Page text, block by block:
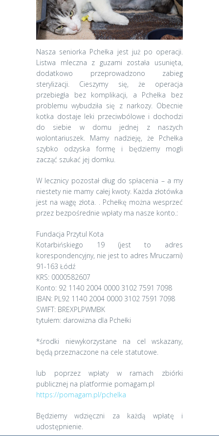
Nasza seniorka Pchełka jest już po operacji.
Listwa mleczna z guzami została usunięta,
dodatkowo przeprowadzono zabieg
sterylizacji. Cieszymy się, że operacja
przebiegła bez komplikacji, a Pchełka bez
problemu wybudziła się z narkozy. Obecnie
kotka dostaje leki przeciwbólowe i dochodzi
do siebie w domu jednej z naszych
wolontariuszek. Mamy nadzieję, że Pchełka
szybko odzyska formę i będziemy mogli
zacząć szukać jej domku.
W lecznicy pozostał dług do spłacenia – a my
niestety nie mamy całej kwoty. Każda złotówka
jest na wagę złota. . Pchełkę można wesprzeć
przez bezpośrednie wpłaty ma nasze konto.:
Fundacja Przytul Kota
Kotarbińskiego 19 (jest to adres
korespondencyjny, nie jest to adres Mruczarni)
91-163 Łódź
KRS: 0000582607
Konto: 92 1140 2004 0000 3102 7591 7098
IBAN: PL92 1140 2004 0000 3102 7591 7098
SWIFT: BREXPLPWMBK
tytułem: darowizna dla Pchełki
*środki niewykorzystane na cel wskazany,
będą przeznaczone na cele statutowe.
lub poprzez wpłaty w ramach zbiórki
publicznej na platformie pomagam.pl
https://pomagam.pl/pchelka
Będziemy wdzięczni za każdą wpłatę i
udostępnienie.